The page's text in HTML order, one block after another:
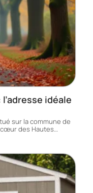
idéale
sur la commune de
cœur des Hautes…